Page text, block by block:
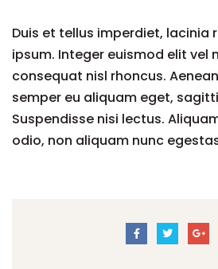
Duis et tellus imperdiet, lacinia
ipsum. Integer euismod elit vel
consequat nisl rhoncus.
semper eu aliquam eget,
Suspendisse nisi lectus.
odio, non aliquam nunc